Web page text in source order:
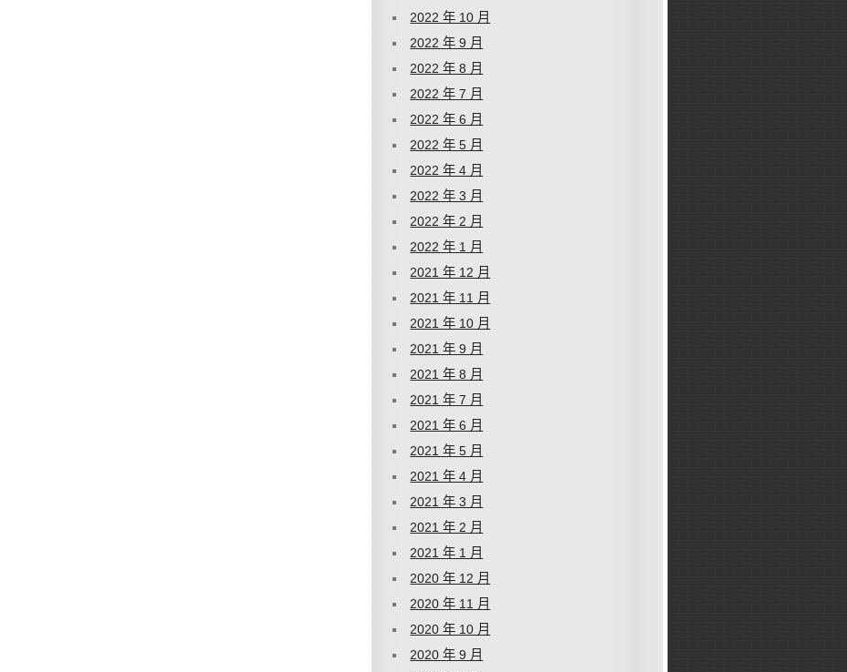
2022 年 10 月
2022 年 9 月
2022 年 8 月
2022 年 7 月
2022 年 6 月
2022 年 5 月
2022 年 4 月
2022 年 3 月
2022 年 2 月
2022 年 1 月
2021 年 12 月
2021 年 11 月
2021 年 10 月
2021 年 9 月
2021 年 8 月
2021 年 7 月
2021 年 6 月
2021 年 5 月
2021 年 4 月
2021 年 3 月
2021 年 2 月
2021 年 1 月
2020 年 12 月
2020 年 11 月
2020 年 10 月
2020 年 9 月